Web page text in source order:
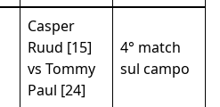
Casper
Ruud [15]
vs Tommy
Paul [24]
4° match
sul campo